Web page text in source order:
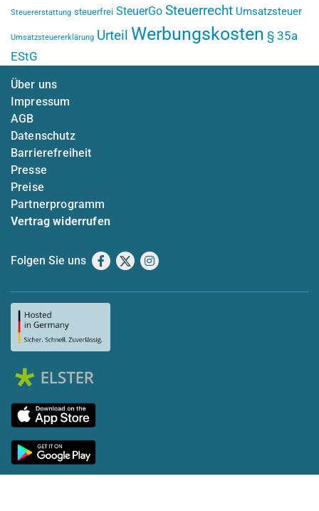
Steuererstattung steuerfrei SteuerGo Steuerrecht Umsatzsteuer
Umsatzsteuererklärung Urteil Werbungskosten § 35a
EStG
Über uns
Impressum
AGB
Datenschutz
Barrierefreiheit
Presse
Preise
Partnerprogramm
Vertrag widerrufen
Folgen Sie uns Facebook
X Instagram